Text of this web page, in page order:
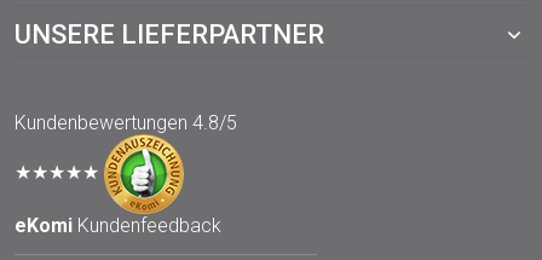
UNSERE LIEFERPARTNER
Kundenbewertungen 4.8/5
★★★★★
eKomi Kundenfeedback